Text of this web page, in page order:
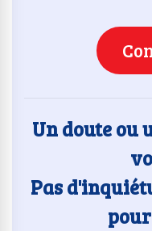
Un doute ou
Pas